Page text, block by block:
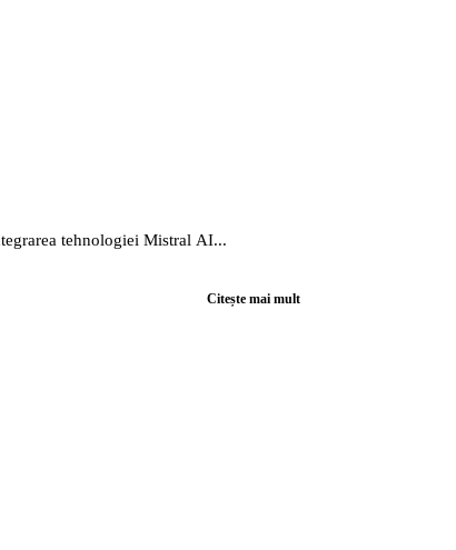
tehnologiei Mistral AI...
Citește mai mult